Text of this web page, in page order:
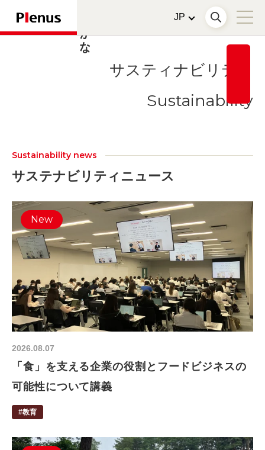
サスティナビリティ
Sustainability
Sustainability news
サステナビリティニュース
2026.08.07
「食」を支える企業の役割とフードビジネスの
可能性について講義
#教育